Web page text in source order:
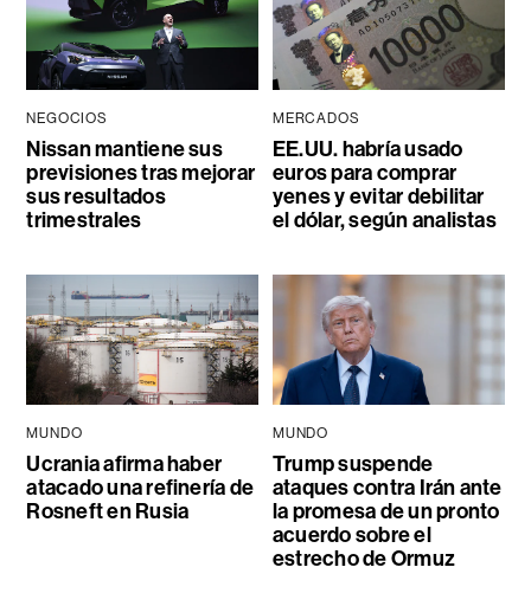
NEGOCIOS
Nissan mantiene sus
previsiones tras mejorar
sus resultados
trimestrales
MERCADOS
EE.UU. habría usado
euros para comprar
yenes y evitar debilitar
el dólar, según analistas
MUNDO
Ucrania afirma haber
atacado una refinería de
Rosneft en Rusia
MUNDO
Trump suspende
ataques contra Irán ante
la promesa de un pronto
acuerdo sobre el
estrecho de Ormuz